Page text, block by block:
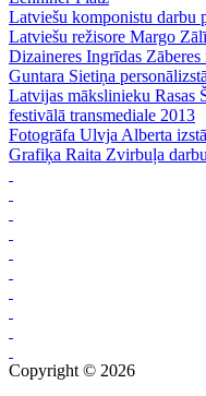
Latviešu komponistu darbu
Latviešu režisore Margo
Dizaineres Ingrīdas
Guntara Sietiņa
Latvijas mākslinieku Rasas
festivālā transmediale 2013
Fotogrāfa Ulvja Alberta
Grafiķa Raita Zvirbuļa
Copyright © 2026